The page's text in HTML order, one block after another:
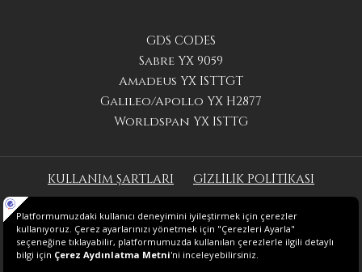
GDS CODES
Sabre YX 9059
Amadeus YX ISTTGT
Galileo/Apollo YX H2877
Worldspan YX ISTTG
KULLANIM ŞARTLARI GİZLİLİK POLİTİKASI
2025 SÜRDÜRÜLEBİLİRLİK RAPORU